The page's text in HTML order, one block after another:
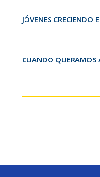
JÓVENES CRECIENDO
CUANDO QUERAMOS